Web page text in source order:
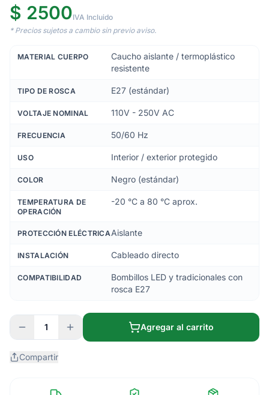
$ 2500IVA Incluido
* Precios sujetos a cambio sin previo aviso.
MATERIAL CUERPO
Caucho aislante / termoplástico
resistente
TIPO DE ROSCA E27 (estándar)
VOLTAJE NOMINAL 110V - 250V AC
FRECUENCIA 50/60 Hz
USO Interior / exterior protegido
COLOR Negro (estándar)
TEMPERATURA DE
OPERACIÓN
-20 °C a 80 °C aprox.
PROTECCIÓN ELÉCTRICAAislante
INSTALACIÓN Cableado directo
COMPATIBILIDAD
Bombillos LED y tradicionales con
rosca E27
1 Agregar al carrito
Compartir